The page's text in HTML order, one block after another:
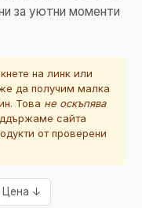
за уютни моменти
на линк или
да получим малка
Това не оскъпява
сайта
от проверени
Цена ↓